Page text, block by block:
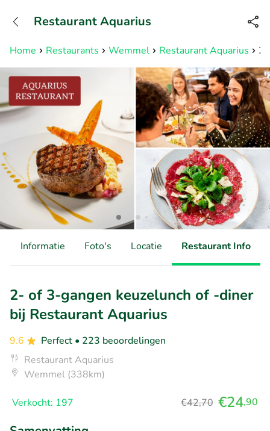
Bereikbaar tot 23:00 uur
Home Restaurants Wemmel Restaurant Aquarius
Restaurant Aquarius
Informatie Foto's Locatie Restaurant Info
2- of 3-gangen keuzelunch of -diner
bij Restaurant Aquarius
9.6 Perfect • 223 beoordelingen
Restaurant Aquarius
Wemmel (338km)
Verkocht: 197 €42,70 €24,90